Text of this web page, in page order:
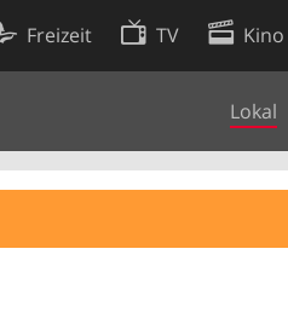
Freizeit TV Kino
Lokal